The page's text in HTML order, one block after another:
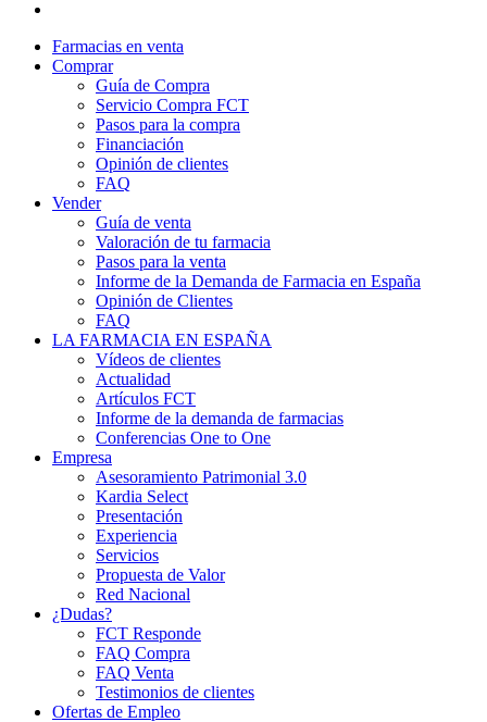
Farmacias en venta
Comprar
Guía de Compra
Servicio Compra FCT
Pasos para la compra
Financiación
Opinión de clientes
FAQ
Vender
Guía de venta
Valoración de tu farmacia
Pasos para la venta
Informe de la Demanda de Farmacia en España
Opinión de Clientes
FAQ
LA FARMACIA EN ESPAÑA
Vídeos de clientes
Actualidad
Artículos FCT
Informe de la demanda de farmacias
Conferencias One to One
Empresa
Asesoramiento Patrimonial 3.0
Kardia Select
Presentación
Experiencia
Servicios
Propuesta de Valor
Red Nacional
¿Dudas?
FCT Responde
FAQ Compra
FAQ Venta
Testimonios de clientes
Ofertas de Empleo